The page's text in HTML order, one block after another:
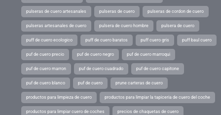
pulseras de cuero artesanales pulseras de cuero pulseras de cordon de cuero
pulseras artesanales de cuero pulsera de cuero hombre pulsera de cuero
puff de cuero ecologico puff de cuero baratos puff cuero gris puff baul cuero
puf de cuero precio puf de cuero negro puf de cuero marroqui
puf de cuero marron puf de cuero cuadrado puf de cuero capitone
puf de cuero blanco puf de cuero prune carteras de cuero
productos para limpieza de cuero productos para limpiar la tapiceria de cuero del coche
productos para limpiar cuero de coches precios de chaquetas de cuero